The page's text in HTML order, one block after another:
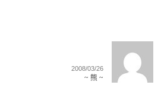
2008/03/26
~ 熊 ~